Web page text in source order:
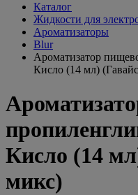
Каталог
Жидкости для
Ароматизаторы
Blur
Ароматизатор
Кисло (14 мл)
Кисло (14
микс)